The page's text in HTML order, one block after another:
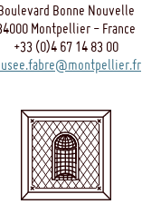
Bonne Nouvelle
Montpellier - France
+33 (0)4 67 14 83 00